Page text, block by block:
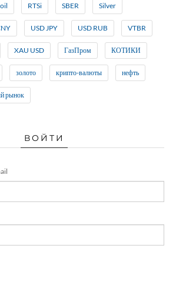
oil RTSi SBER Silver
USD JPY USD RUB VTBR
XAU USD ГазПром КОТИКИ
золото крипто-валюты нефть
рынок
ВОЙТИ